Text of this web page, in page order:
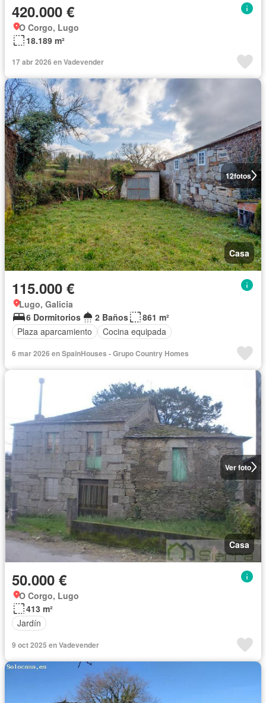
420.000 €
O Corgo, Lugo
18.189 m²
17 abr 2026 en Vadevender
12fotos
Casa
115.000 €
Lugo, Galicia
6 Dormitorios
2 Baños
861 m²
Plaza aparcamiento
Cocina equipada
6 mar 2026 en SpainHouses - Grupo Country Homes
Ver foto
Casa
50.000 €
O Corgo, Lugo
413 m²
Jardín
9 oct 2025 en Vadevender